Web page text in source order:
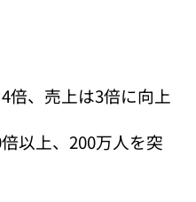
倍、売上は3倍に向上
以上、200万人を突